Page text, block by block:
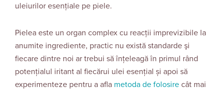
uleiurilor esențiale pe piele.
Pielea este un organ complex cu reacţii imprevizibile la
anumite ingrediente, practic nu există standarde şi
fiecare dintre noi ar trebui să înțeleagă în primul rând
potențialul iritant al fiecărui ulei esențial și apoi să
experimenteze pentru a afla metoda de folosire cât mai